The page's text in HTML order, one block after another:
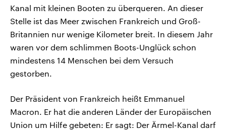
Kanal mit kleinen Booten zu überqueren. An dieser
Stelle ist das Meer zwischen Frankreich und Groß-
Britannien nur wenige Kilometer breit. In diesem Jahr
waren vor dem schlimmen Boots-Unglück schon
mindestens 14 Menschen bei dem Versuch
gestorben.
Der Präsident von Frankreich heißt Emmanuel
Macron. Er hat die anderen Länder der Europäischen
Union um Hilfe gebeten: Er sagt: Der Ärmel-Kanal darf